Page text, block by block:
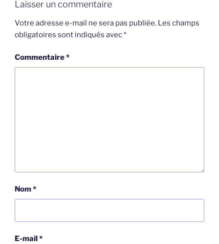
Laisser un commentaire
Votre adresse e-mail ne sera pas publiée. Les champs
obligatoires sont indiqués avec*
Commentaire*
Nom*
E-mail*